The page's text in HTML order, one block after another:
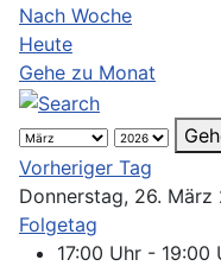
Nach Woche
Heute
Gehe zu Monat
Vorheriger Tag
Donnerstag, 26. März
Folgetag
17:00 Uhr - 19:00